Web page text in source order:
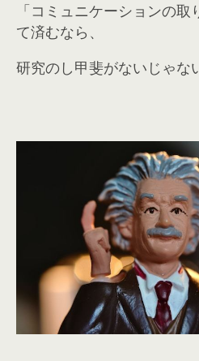
「コミュニケーションの
て済むなら、
研究のし甲斐がないじゃな